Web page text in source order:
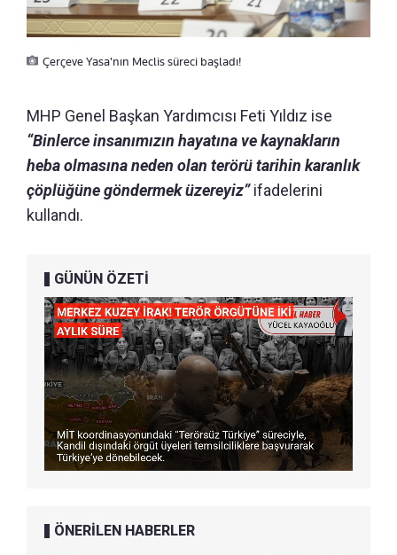
Çerçeve Yasa'nın Meclis süreci başladı!
MHP Genel Başkan Yardımcısı Feti Yıldız ise
“Binlerce insanımızın hayatına ve kaynakların
heba olmasına neden olan terörü tarihin karanlık
çöplüğüne göndermek üzereyiz”ifadelerini
kullandı.
GÜNÜN ÖZETİ
ÖNERİLEN HABERLER